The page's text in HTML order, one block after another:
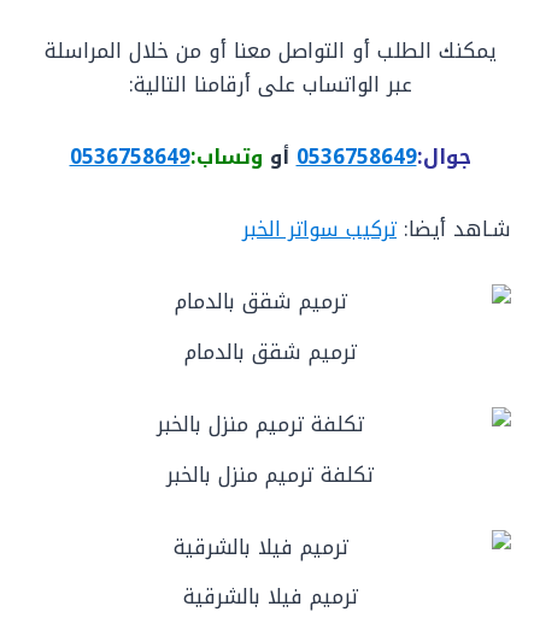
يمكنك الطلب أو التواصل معنا أو من خلال المراسلة
عبر الواتساب على أرقامنا التالية:
جوال:0536758649أو وتساب:0536758649
شـاهد أيضا: تركيب سواتر الخبر
ترميم شقق بالدمام
تكلفة ترميم منزل بالخبر
ترميم فيلا بالشرقية